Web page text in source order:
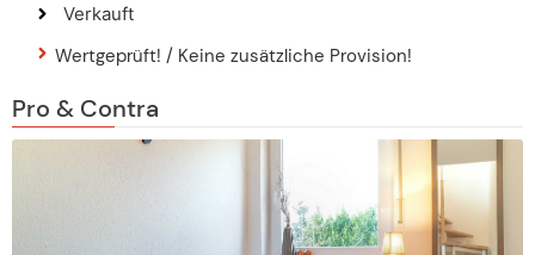
Verkauft
Wertgeprüft! / Keine zusätzliche Provision!
Pro & Contra